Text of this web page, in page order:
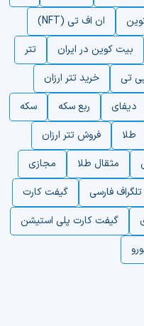
ان اف تی (NFT)
بیت کوین در ایران
تتر
تی
خرید تتر ارزان
دیفای ربع سکه
سکه
طلا
فروش تتر ارزان
مثقال طلا
مجازی
فارسی
گیفت کارت
گیفت کارت پلی استیشن